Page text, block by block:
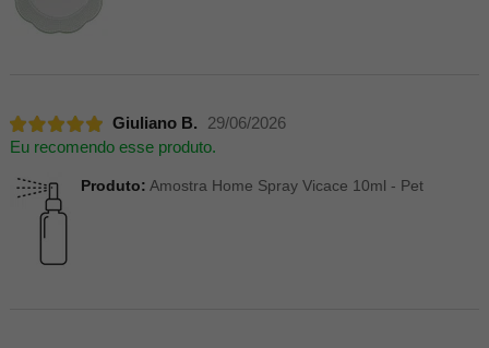
Giuliano B.
29/06/2026
Eu recomendo esse produto.
Produto: Amostra Home Spray Vicace 10ml - Pet